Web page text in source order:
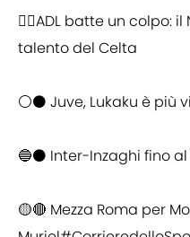
👌🏻ADL batte un colpo:
talento del Celta
⚪️⚫️ Juve, Lukaku è più
🔵⚫️ Inter-Inzaghi fino
🟡🔴 Mezza Roma per